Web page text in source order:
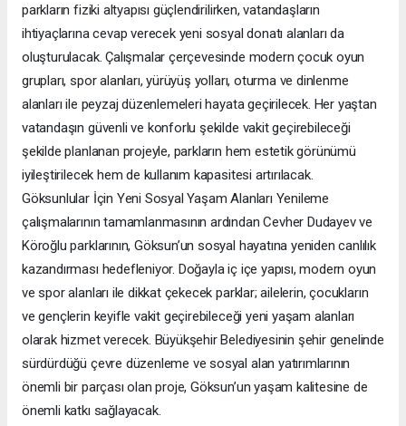
parkların fiziki altyapısı güçlendirilirken, vatandaşların
ihtiyaçlarına cevap verecek yeni sosyal donatı alanları da
oluşturulacak. Çalışmalar çerçevesinde modern çocuk oyun
grupları, spor alanları, yürüyüş yolları, oturma ve dinlenme
alanları ile peyzaj düzenlemeleri hayata geçirilecek. Her yaştan
vatandaşın güvenli ve konforlu şekilde vakit geçirebileceği
şekilde planlanan projeyle, parkların hem estetik görünümü
iyileştirilecek hem de kullanım kapasitesi artırılacak.
Göksunlular İçin Yeni Sosyal Yaşam Alanları Yenileme
çalışmalarının tamamlanmasının ardından Cevher Dudayev ve
Köroğlu parklarının, Göksun’un sosyal hayatına yeniden canlılık
kazandırması hedefleniyor. Doğayla iç içe yapısı, modern oyun
ve spor alanları ile dikkat çekecek parklar; ailelerin, çocukların
ve gençlerin keyifle vakit geçirebileceği yeni yaşam alanları
olarak hizmet verecek. Büyükşehir Belediyesinin şehir genelinde
sürdürdüğü çevre düzenleme ve sosyal alan yatırımlarının
önemli bir parçası olan proje, Göksun’un yaşam kalitesine de
önemli katkı sağlayacak.